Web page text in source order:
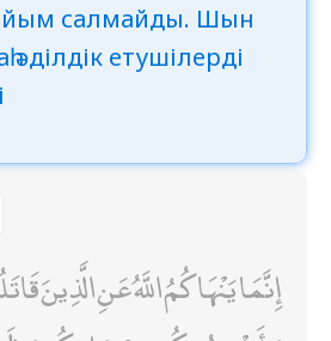
салмайды. Шын
әділдік етушілерді
إِنَّمَا يَنْهَاكُمُ اللَّهُ عَنِ الَّذِينَ